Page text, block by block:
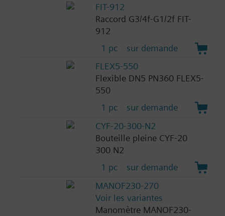
FIT-912
Raccord G3/4f-G1/2f FIT-
912
1 pc
sur demande
FLEX5-550
Flexible DN5 PN360 FLEX5-
550
1 pc
sur demande
CYF-20-300-N2
Bouteille pleine CYF-20
300 N2
1 pc
sur demande
MANOF230-270
Voir les variantes
Manomètre MANOF230-